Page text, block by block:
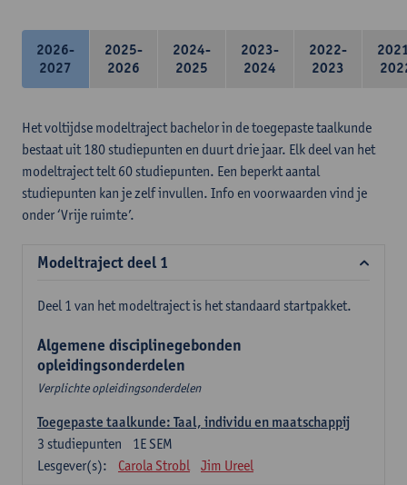
2026-
2027
2025-
2026
2024-
2025
2023-
2024
2022-
2023
Het voltijdse modeltraject bachelor in de toegepaste taalkunde
bestaat uit 180 studiepunten en duurt drie jaar. Elk deel van het
modeltraject telt 60 studiepunten. Een beperkt aantal
studiepunten kan je zelf invullen. Info en voorwaarden vind je
onder ‘Vrije ruimte’.
Modeltraject deel 1
Deel 1 van het modeltraject is het standaard startpakket.
Algemene disciplinegebonden
opleidingsonderdelen
Verplichte opleidingsonderdelen
Toegepaste taalkunde: Taal, individu en maatschappij
1E SEM
3 studiepunten
Lesgever(s):
Carola Strobl Jim Ureel